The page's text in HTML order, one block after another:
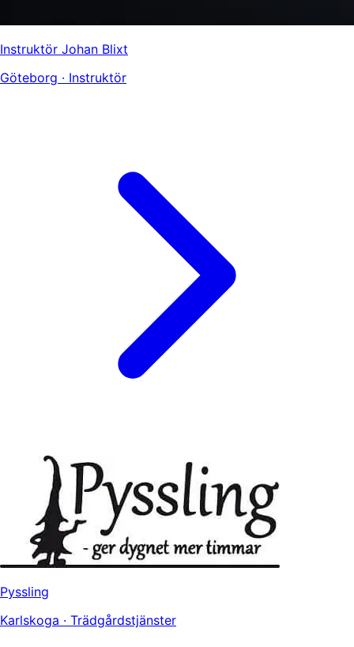
Instruktör Johan Blixt
Göteborg · Instruktör
Pyssling
Karlskoga · Trädgårdstjänster